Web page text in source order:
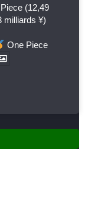
(12,49
milliards ¥)
One Piece